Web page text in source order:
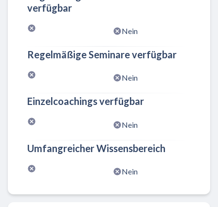
verfügbar
Nein
Regelmäßige Seminare verfügbar
Nein
Einzelcoachings verfügbar
Nein
Umfangreicher Wissensbereich
Nein